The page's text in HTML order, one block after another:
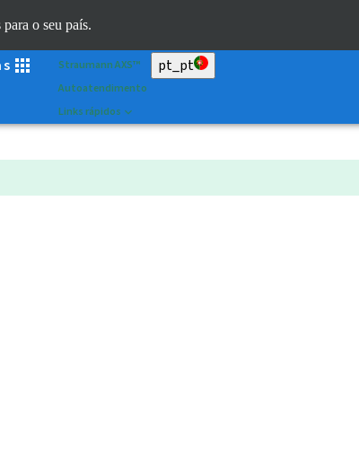
o seu país.
Scan&Shape
Straumann AXS™
Autoatendimento
Links rápidos
pt_pt